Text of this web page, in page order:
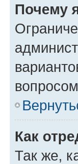
Почему
Как
Так же,